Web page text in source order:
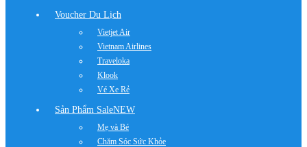
Voucher Du Lịch
Vietjet Air
Vietnam Airlines
Traveloka
Klook
Vé Xe Rẻ
Sản Phẩm SaleNEW
Mẹ và Bé
Chăm Sóc Sức Khỏe